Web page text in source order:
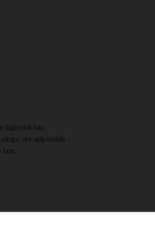
babydoll has
are adjustable